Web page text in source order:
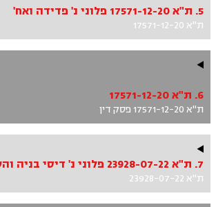
5. ת"א 17571-12-20 פלוני נ' פדידה ואח'
ת"א 17571-12-20
6. ת"א 17571-12-20
ת"א 17571-12-20 פסק דין
ת"א 23928-07-22